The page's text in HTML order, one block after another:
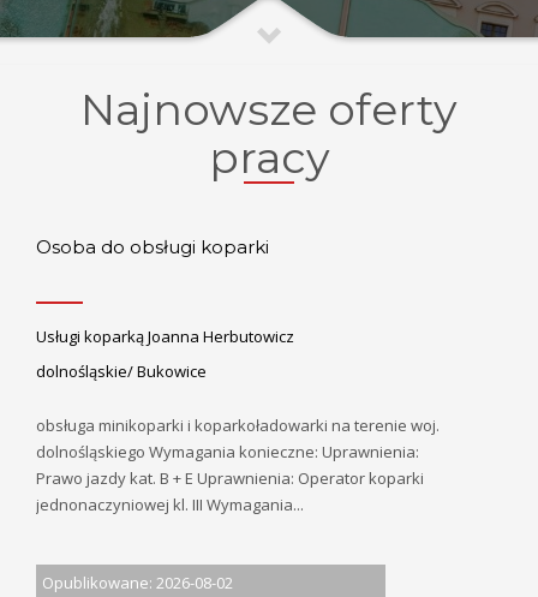
Najnowsze oferty
pracy
Osoba do obsługi koparki
Usługi koparką Joanna Herbutowicz
dolnośląskie/ Bukowice
obsługa minikoparki i koparkoładowarki na terenie woj.
dolnośląskiego Wymagania konieczne: Uprawnienia:
Prawo jazdy kat. B + E Uprawnienia: Operator koparki
jednonaczyniowej kl. III Wymagania...
Opublikowane: 2026-08-02